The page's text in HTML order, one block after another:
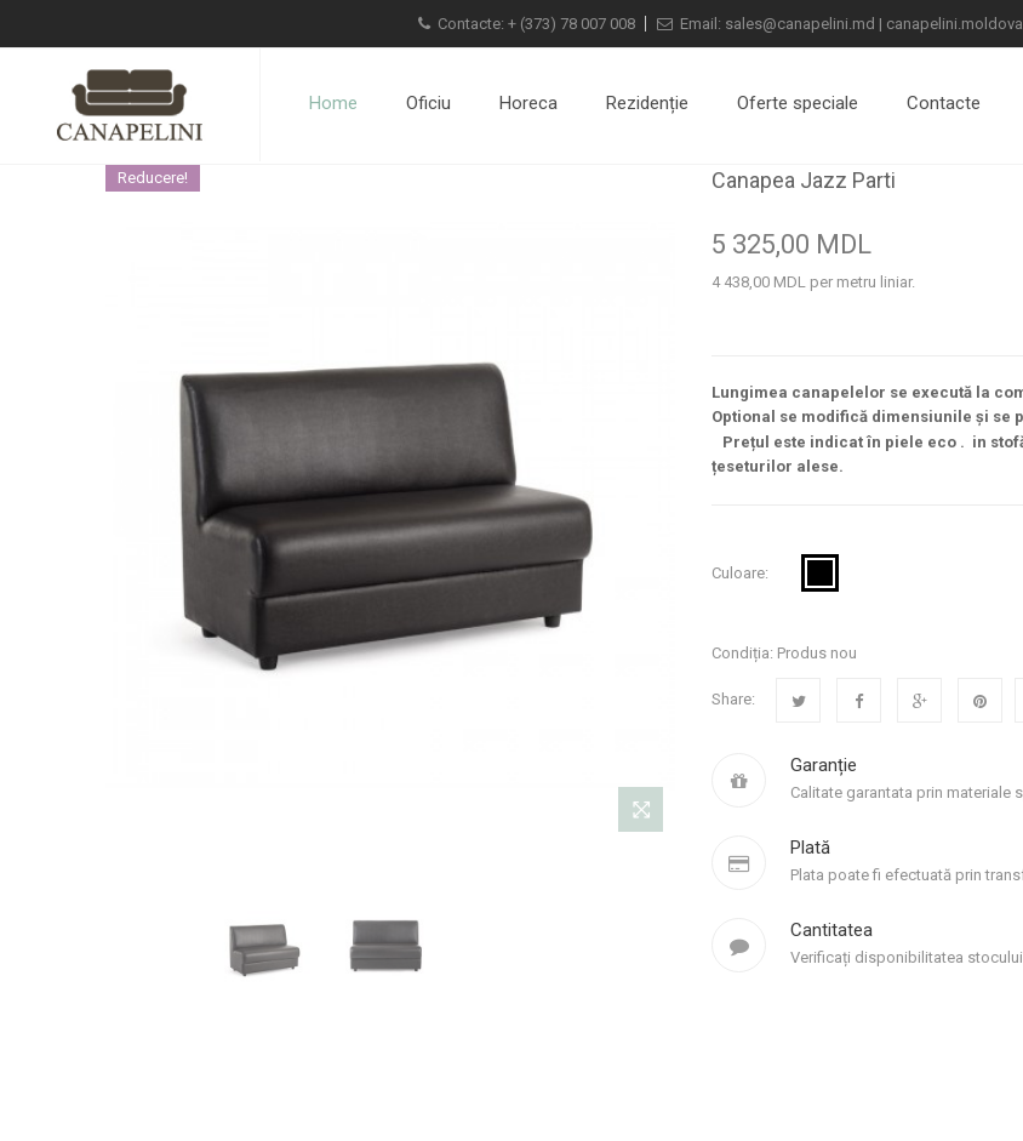
Contacte: + (373) 78 007 008 Email: sales@canapelini.md |
Home Oficiu Horeca Rezidenție Oferte speciale Contacte
Reducere! Canapea Jazz Parti
5 325,00 MDL
4 438,00 MDL per metru liniar.
Lungimea canapelelor se execută la
Optional se modifică dimensiunile și se
Prețul este indicat în piele eco . in
țeseturilor alese.
Culoare:
Condiția: Produs nou
Share:
Garanție
Calitate garantata prin materiale
Plată
Plata poate fi efectuată prin
Cantitatea
Verificați disponibilitatea stocului